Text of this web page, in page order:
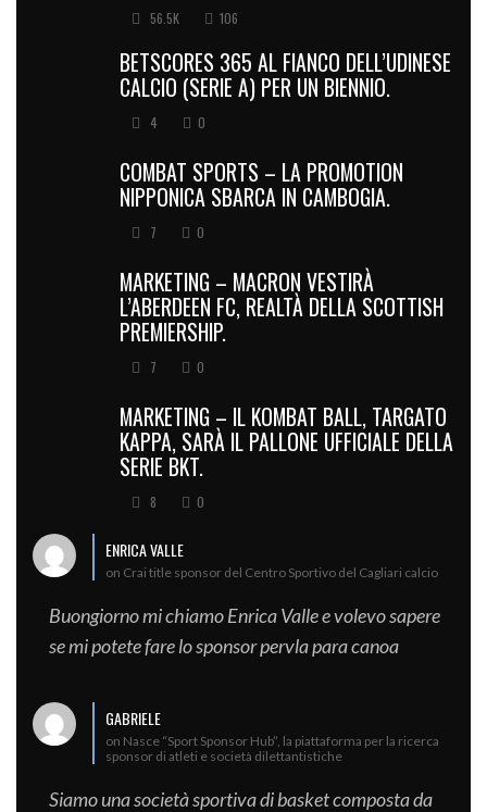
56.5K 106
BETSCORES 365 AL FIANCO DELL’UDINESE
CALCIO (SERIE A) PER UN BIENNIO.
4 0
COMBAT SPORTS – LA PROMOTION
NIPPONICA SBARCA IN CAMBOGIA.
7 0
MARKETING – MACRON VESTIRÀ
L’ABERDEEN FC, REALTÀ DELLA SCOTTISH
PREMIERSHIP.
7 0
MARKETING – IL KOMBAT BALL, TARGATO
KAPPA, SARÀ IL PALLONE UFFICIALE DELLA
SERIE BKT.
8 0
ENRICA VALLE
on Crai title sponsor del Centro Sportivo del Cagliari calcio
Buongiorno mi chiamo Enrica Valle e volevo sapere
se mi potete fare lo sponsor pervla para canoa
GABRIELE
on Nasce “Sport Sponsor Hub”, la piattaforma per la ricerca
sponsor di atleti e società dilettantistiche
Siamo una società sportiva di basket composta da